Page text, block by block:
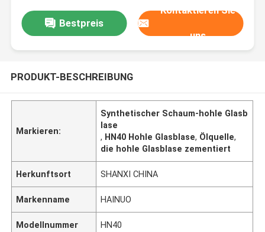
Bestpreis
Kontaktieren Sie
uns
PRODUKT-BESCHREIBUNG
Markieren:
Synthetischer Schaum-hohle Glasb
lase
, HN40 Hohle Glasblase, Ölquelle,
die hohle Glasblase zementiert
Herkunftsort SHANXI CHINA
Markenname HAINUO
Modellnummer HN40